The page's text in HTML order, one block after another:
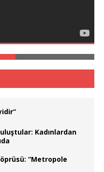
Kadınlardan
“Metropole